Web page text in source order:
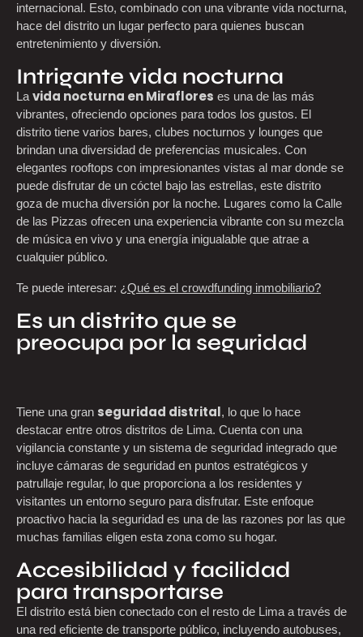
internacional. Esto, combinado con una vibrante vida nocturna,
hace del distrito un lugar perfecto para quienes buscan
entretenimiento y diversión.
Intrigante vida nocturna
La vida nocturna en Miraflores es una de las más
vibrantes, ofreciendo opciones para todos los gustos. El
distrito tiene varios bares, clubes nocturnos y lounges que
brindan una diversidad de preferencias musicales. Con
elegantes rooftops con impresionantes vistas al mar donde se
puede disfrutar de un cóctel bajo las estrellas, este distrito
goza de mucha diversión por la noche. Lugares como la Calle
de las Pizzas ofrecen una experiencia vibrante con su mezcla
de música en vivo y una energía inigualable que atrae a
cualquier público.
Te puede interesar: ¿Qué es el crowdfunding inmobiliario?
Es un distrito que se
preocupa por la seguridad
Tiene una gran seguridad distrital, lo que lo hace
destacar entre otros distritos de Lima. Cuenta con una
vigilancia constante y un sistema de seguridad integrado que
incluye cámaras de seguridad en puntos estratégicos y
patrullaje regular, lo que proporciona a los residentes y
visitantes un entorno seguro para disfrutar. Este enfoque
proactivo hacia la seguridad es una de las razones por las que
muchas familias eligen esta zona como su hogar.
Accesibilidad y facilidad
para transportarse
El distrito está bien conectado con el resto de Lima a través de
una red eficiente de transporte público, incluyendo autobuses,